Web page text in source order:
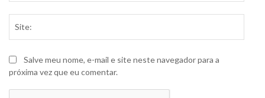
Salve meu nome, e-mail e site neste navegador para a
próxima vez que eu comentar.